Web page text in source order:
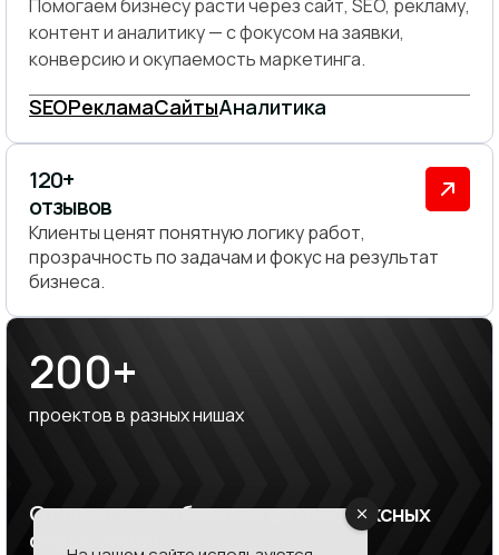
Помогаем бизнесу расти через сайт, SEO, рекламу,
контент и аналитику — с фокусом на заявки,
конверсию и окупаемость маркетинга.
SEOРекламаСайтыАналитика
120+
отзывов
Клиенты ценят понятную логику работ,
прозрачность по задачам и фокус на результат
бизнеса.
200+
проектов в разных нишах
От локального бизнеса до комплексных
digital-задач